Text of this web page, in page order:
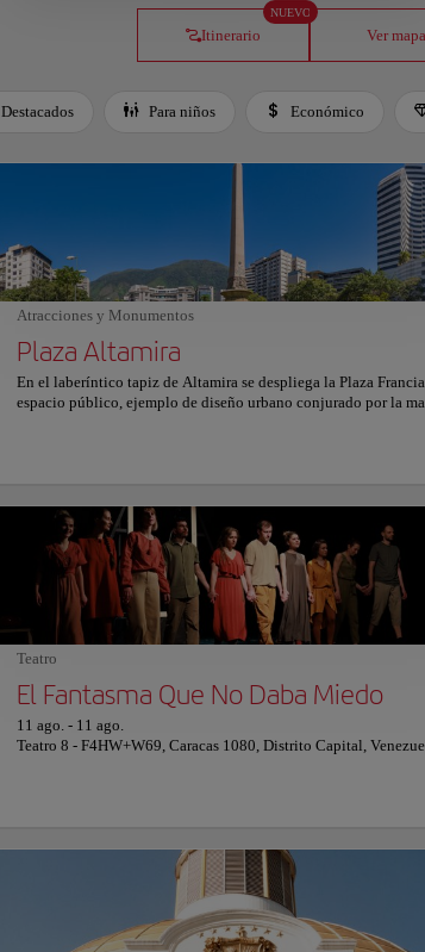
Itinerario
NUEVO
Ver mapa
Destacados Para niños Económico
Atracciones y Monumentos
Plaza Altamira
En el laberíntico tapiz de Altamira se despliega la Plaza
espacio público, ejemplo de diseño urbano conjurado por la
plaza, resuena con la armonía de los lazos culturales. Un paseo
periferia desvela la esencia de la vida cotidiana, invitando a
interactuar con los geniales lugareños de este lugar tranquilo.
allá de su encanto arquitectónico, la plaza se transforma en un
bullicioso centro de gastronomía y comercio. Fácilmente
por el rítmico zumbido del transporte público, la Plaza de
más que un refugio urbano; es una oda viva a las simplicidades
equilibran el frenético pulso de la ciudad.
Teatro
El Fantasma Que No Daba Miedo
11 ago. - 11 ago.
Teatro 8 - F4HW+W69, Caracas 1080, Distrito Capital,